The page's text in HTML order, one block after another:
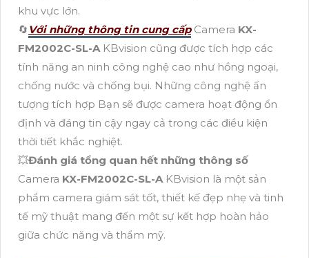
khu vực lớn.
🔄 Với những thông tin cung cấpCamera KX-
FM2002C-SL-A KBvision cũng được tích hợp các
tính năng an ninh công nghệ cao như hồng ngoại,
chống nước và chống bụi. Những công nghệ ấn
tượng tích hợp Bạn sẽ được camera hoạt động ổn
định và đáng tin cậy ngay cả trong các điều kiện
thời tiết khắc nghiệt.
💥Đánh giá tổng quan hết những thông số
Camera KX-FM2002C-SL-A KBvision là một sản
phẩm camera giám sát tốt, thiết kế đẹp nhẹ và tinh
tế mỹ thuật mang đến một sự kết hợp hoàn hảo
giữa chức năng và thẩm mỹ.